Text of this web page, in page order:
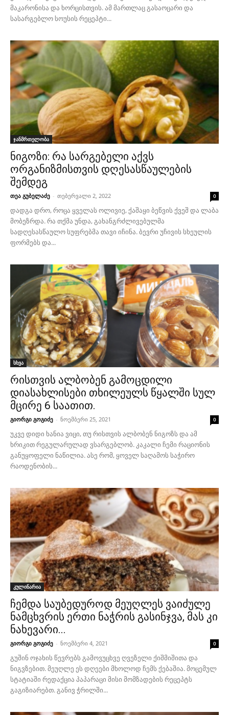
მაკარონისა და ხორცისთვის. ამ მართლაც გასაოცარი და
სასარგებლო სოუსის რეცეპტი...
ჯანმრთელობა
ნიგოზი: რა სარგებელი აქვს
ორგანიზმისთვის დღესასწაულების
შემდეგ
თეა გუბელაძე - თებერვალი 2, 2022 0
დადგა დრო, როცა ყველას ოლივიე, ქაშაყი ბეწვის ქვეშ და ლაბა
მობეზრდა. რა თქმა უნდა, გახანგრძლივებულმა
სადღესასწაულო სუფრებმა თავი იჩინა. ბევრი უჩივის სხეულის
ფორმებს და...
სხვა
რისთვის ალბობენ გამოცდილი
დიასახლისები თხილეულს წყალში სულ
მცირე 6 საათით.
გიორგი გოგიძე - ნოემბერი 25, 2021 0
უკვე დიდი ხანია ვიცი, თუ რისთვის ალბობენ ნიგოზს და ამ
ხრიკით რეგულარულად ვსარგებლობ. კაკალი ჩემი რაციონის
განუყოფელი ნაწილია. ასე რომ, ყოველ საღამოს საჭირო
რაოდენობის...
კულინარია
ჩემდა საუბედუროდ მეუღლეს ვაიძულე
ნამცხვრის ერთი ნაჭრის გასინჯვა, მას კი
ნახევარი...
გიორგი გოგიძე - ნოემბერი 4, 2021 0
გუშინ ოჯახის წევრებს გამოვუცხვე ღვეზელი ქიშმიშითა და
ნიგვზებით. მეუღლე ეს დღეები მხოლოდ ჩემს ქებაშია. მოცემულ
სტატიაში რედაქცია პაპარაცი მისი მომზადების რეცეპტს
გაგიზიარებთ. განივ ჭრილში...